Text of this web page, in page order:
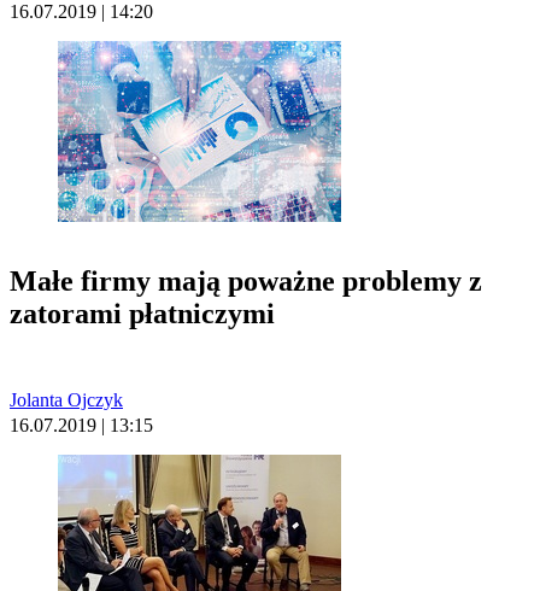
16.07.2019 | 14:20
Małe firmy mają poważne problemy z
zatorami płatniczymi
Jolanta Ojczyk
16.07.2019 | 13:15